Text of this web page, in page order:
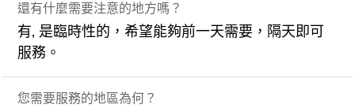
還有什麼需要注意的地方嗎？
有, 是臨時性的，希望能夠前一天需要，隔天即可
服務。
您需要服務的地區為何？